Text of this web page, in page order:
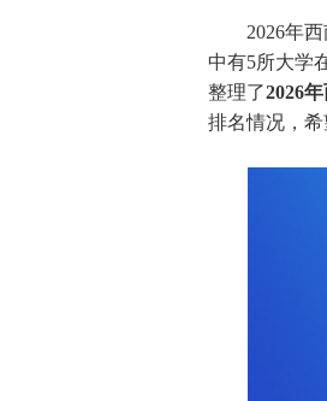
2026年西
中有5所大学
整理了2026
排名情况，希